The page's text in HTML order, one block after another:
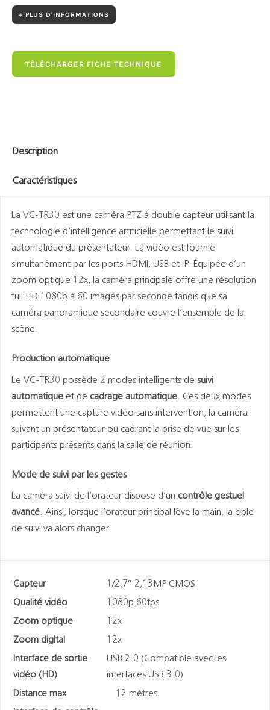
+ PLUS D'INFORMATIONS
TÉLÉCHARGER FICHE TECHNIQUE
Description
Caractéristiques
La VC-TR30 est une caméra PTZ à double capteur utilisant la
technologie d’intelligence artificielle permettant le suivi
automatique du présentateur. La vidéo est fournie
simultanément par les ports HDMI, USB et IP. Équipée d’un
zoom optique 12x, la caméra principale offre une résolution
full HD 1080p à 60 images par seconde tandis que sa
caméra panoramique secondaire couvre l’ensemble de la
scène.
Production automatique
Le VC-TR30 possède 2 modes intelligents de suivi
automatiqueet de cadrage automatique. Ces deux modes
permettent une capture vidéo sans intervention, la caméra
suivant un présentateur ou cadrant la prise de vue sur les
participants présents dans la salle de réunion.
Mode de suivi par les gestes
La caméra suivi de l’orateur dispose d’un contrôle gestuel
avancé. Ainsi, lorsque l’orateur principal lève la main, la cible
de suivi va alors changer.
Capteur
1/2,7″ 2,13MP CMOS
Qualité vidéo
1080p 60fps
Zoom optique
12x
Zoom digital
12x
Interface de sortie
vidéo (HD)
USB 2.0 (Compatible avec les
interfaces USB 3.0)
Distance max
12 mètres